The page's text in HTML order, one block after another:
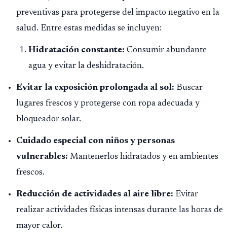
preventivas para protegerse del impacto negativo en la
salud. Entre estas medidas se incluyen:
Hidratación constante: Consumir abundante
agua y evitar la deshidratación.
Evitar la exposición prolongada al sol: Buscar
lugares frescos y protegerse con ropa adecuada y
bloqueador solar.
Cuidado especial con niños y personas
vulnerables: Mantenerlos hidratados y en ambientes
frescos.
Reducción de actividades al aire libre: Evitar
realizar actividades físicas intensas durante las horas de
mayor calor.